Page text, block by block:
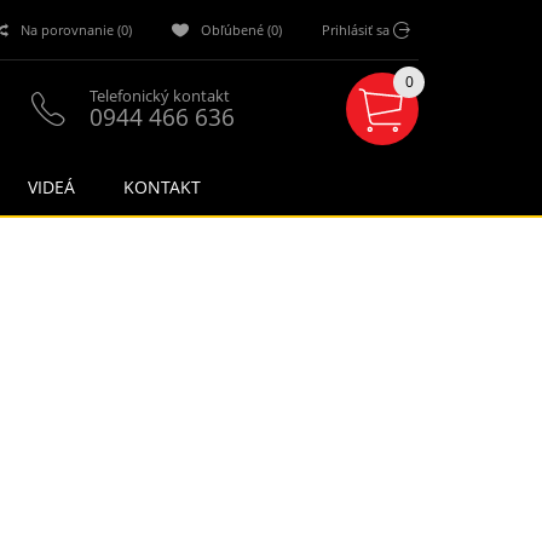
Na porovnanie (0) Obľúbené (0) Prihlásiť sa
Telefonický kontakt
0944 466 636
0
VIDEÁ KONTAKT